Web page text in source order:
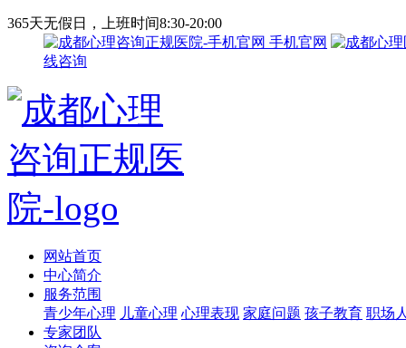
365天无假日，上班时间8:30-20:00
手机官网
线咨询
网站首页
中心简介
服务范围
青少年心理 儿童心理 心理表现 家庭问题 孩子教育 职场
专家团队